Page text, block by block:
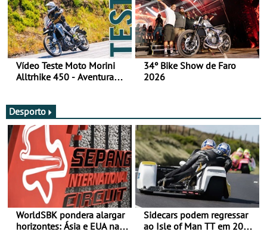
Vídeo Teste Moto Morini
Alltrhike 450 - Aventura
34º Bike Show de Faro
2026
Desporto
WorldSBK pondera alargar
horizontes: Ásia e EUA na
Sidecars podem regressar
ao Isle of Man TT em 2027